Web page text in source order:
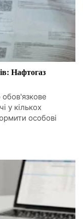
Нафтогаз
у кількох
особові